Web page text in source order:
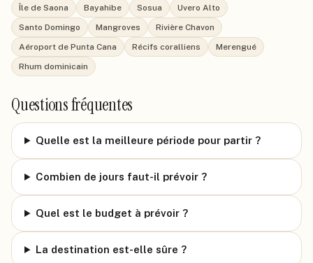
Île de Saona
Bayahibe Sosua
Uvero Alto
Santo Domingo
Mangroves
Rivière Chavon
Aéroport de Punta Cana
Récifs coralliens
Merengué
Rhum dominicain
Questions fréquentes
Quelle est la meilleure période pour partir ?
Combien de jours faut-il prévoir ?
Quel est le budget à prévoir ?
La destination est-elle sûre ?